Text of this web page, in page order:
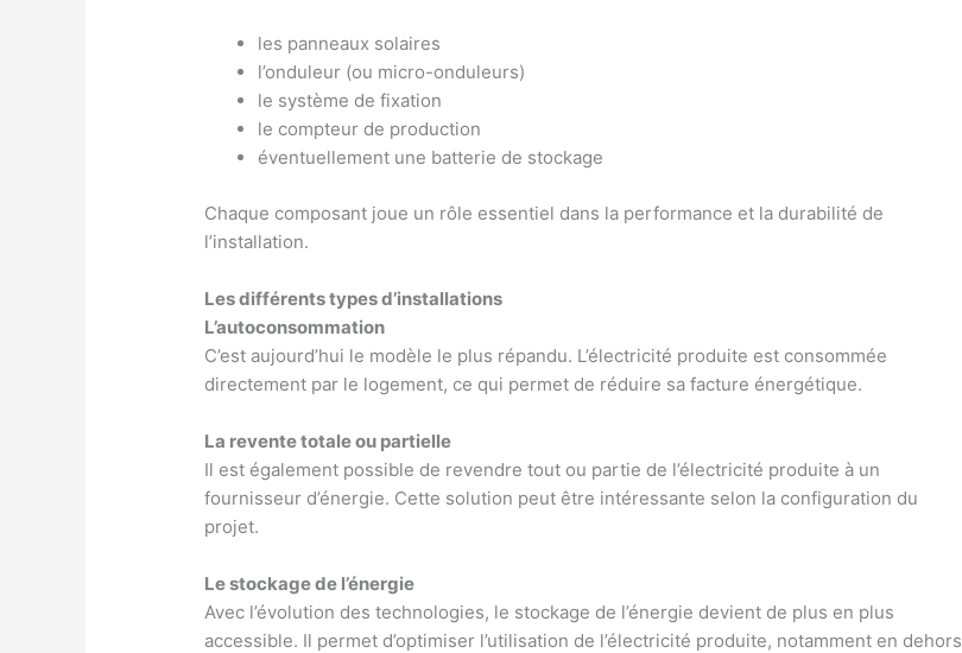
les panneaux solaires
l’onduleur (ou micro-onduleurs)
le système de fixation
le compteur de production
éventuellement une batterie de stockage
Chaque composant joue un rôle essentiel dans la performance et la durabilité de
l’installation.
Les différents types d’installations
L’autoconsommation
C’est aujourd’hui le modèle le plus répandu. L’électricité produite est consommée
directement par le logement, ce qui permet de réduire sa facture énergétique.
La revente totale ou partielle
Il est également possible de revendre tout ou partie de l’électricité produite à un
fournisseur d’énergie. Cette solution peut être intéressante selon la configuration du
projet.
Le stockage de l’énergie
Avec l’évolution des technologies, le stockage de l’énergie devient de plus en plus
accessible. Il permet d’optimiser l’utilisation de l’électricité produite, notamment en dehors